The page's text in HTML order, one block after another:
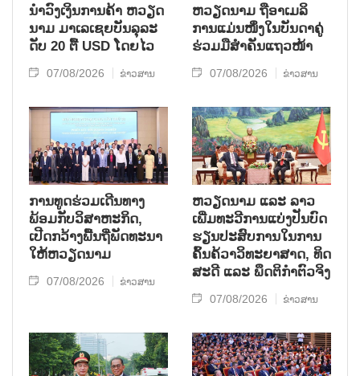
ນຳ​ວົງ​ເງິນ​ການ​ຄ້າ ຫວຽດ​
ນາມ ມາ​ເລ​ເຊຍ​ບັນ​ລຸ​ລະ​
ດັບ 20 ຕື້ USD ໂດຍ​ໄວ
07/08/2026 ຂ່າວສານ
ຫ​ວຽດ​ນາມ ຖື​ອາ​ເມ​ລິ​
ການ​ແມ່ນ​ໜຶ່ງ​ໃນ​ບັນ​ດາ​ຄູ່​
ຮ່ວມ​ມື​ສຳ​ຄັນ​ແຖວ​ໜ້າ
07/08/2026 ຂ່າວສານ
ການ​ທູດ​ຮ່ວມ​ເດີນ​ທາງ​
ພ້ອມກັບ​ວິ​ສາ​ຫະ​ກ​ິດ,
ເປີດກວ້າງ​ພື້ນ​ຖີ່​ພັດ​ທະ​ນາ​
ໃຫ້​ຫວຽດ​ນາມ
07/08/2026 ຂ່າວສານ
ຫວຽດ​ນາມ ແລະ ລາວ​
ເພີ່ມ​ທະ​ວີ​ການ​ແບ່​ງ​ປັນ​ບົດ​
ຮຽນ​ປະ​ສົບ​ການ​ໃນ​ການ​
ຄົ້ນ​ຄ້​ວາ​ວິ​ທະ​ຍາ​ສາດ, ທິດ​
ສະ​ດີ ແລະ ພຶດ​ຕິ​ກຳຕົວ​ຈິງ
07/08/2026 ຂ່າວສານ